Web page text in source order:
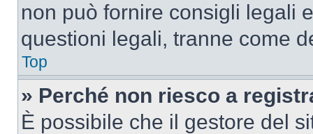
non può fornire consigli legali
questioni legali, tranne come
Top
» Perché non riesco a
È possibile che il gestore del